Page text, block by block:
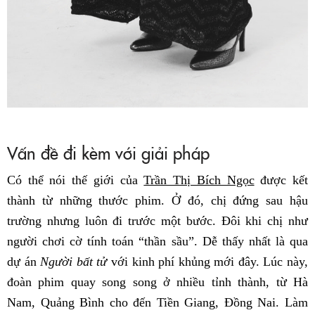
Vấn đề đi kèm với giải pháp
Có thể nói thế giới củaTrần Thị Bích Ngọcđược kết
thành từ những thước phim. Ở đó, chị đứng sau hậu
trường nhưng luôn đi trước một bước. Đôi khi chị như
người chơi cờ tính toán “thần sầu”. Dễ thấy nhất là qua
dự ánNgười bất tửvới kinh phí khủng mới đây. Lúc này,
đoàn phim quay song song ở nhiều tỉnh thành, từ Hà
Nam, Quảng Bình cho đến Tiền Giang, Đồng Nai. Làm